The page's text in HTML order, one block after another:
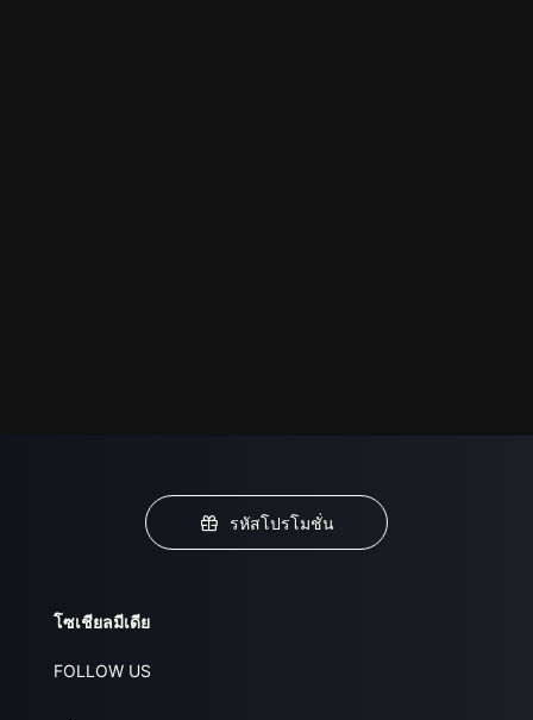
รหัสโปรโมชั่น
โซเชียลมีเดีย
FOLLOW US